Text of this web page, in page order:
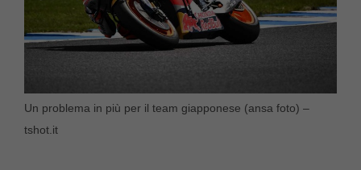
Un problema in più per il team giapponese (ansa foto) –
tshot.it